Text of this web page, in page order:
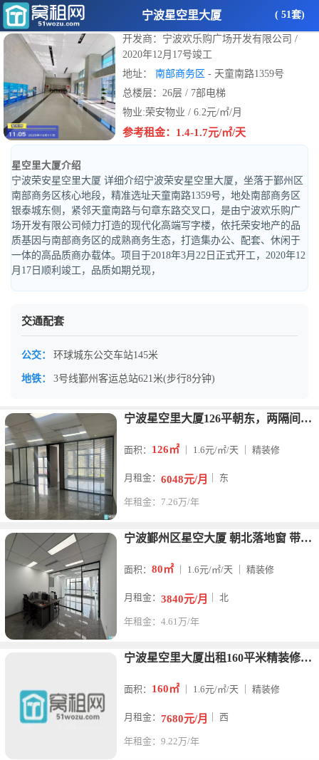
宁波星空里大厦 ( 51套)
开发商：宁波欢乐购广场开发有限公司 /
2020年12月17号竣工
地址： 南部商务区 - 天童南路1359号
总楼层：26层 / 7部电梯
物业:荣安物业 / 6.2元/㎡/月
参考租金：1.4-1.7元/㎡/天
星空里大厦介绍
宁波荣安星空里大厦 详细介绍宁波荣安星空里大厦，坐落于鄞州区
南部商务区核心地段，精准选址天童南路1359号，地处南部商务区
银泰城东侧，紧邻天童南路与句章东路交叉口，是由宁波欢乐购广
场开发有限公司倾力打造的现代化高端写字楼，依托荣安地产的品
质基因与南部商务区的成熟商务生态，打造集办公、配套、休闲于
一体的高品质商办载体。项目于2018年3月22日正式开工，2020年12
月17日顺利竣工，品质如期兑现，
交通配套
公交： 环球城东公交车站145米
地铁： 3号线鄞州客运总站621米(步行8分钟)
宁波星空里大厦126平朝东，两隔间户型方正，全景落地窗办公室
面积： 126㎡｜ 1.6元/㎡/天 ｜ 精装修
月租金： 6048元/月 ｜ 东
年租金：7.26万/年
宁波鄞州区星空大厦 朝北落地窗 带家具80平写字楼招租
面积： 80㎡｜ 1.6元/㎡/天 ｜ 精装修
月租金： 3840元/月 ｜ 北
年租金：4.61万/年
宁波星空里大厦出租160平米精装修朝西单价1.6元
面积： 160㎡｜ 1.6元/㎡/天 ｜ 精装修
月租金： 7680元/月 ｜ 西
年租金：9.22万/年